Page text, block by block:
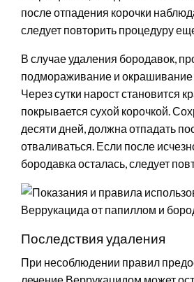
после отпадения корочки
следует повторить процедуру
В случае удаления бородавок,
подмораживание и окрашивание
Через сутки нарост становится
покрывается сухой корочкой.
десяти дней, должна отпадать
отваливаться. Если после
бородавка осталась, следует
Последствия удаления
При несоблюдении правил